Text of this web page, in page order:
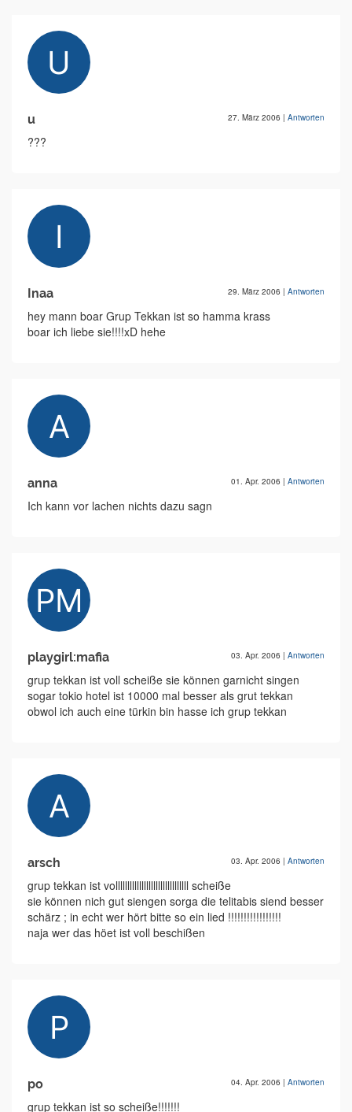
u 27. März 2006 | Antworten
???
Inaa 29. März 2006 | Antworten
hey mann boar Grup Tekkan ist so hamma krass
boar ich liebe sie!!!!xD hehe
anna 01. Apr. 2006 | Antworten
Ich kann vor lachen nichts dazu sagn
playgirl:mafia 03. Apr. 2006 | Antworten
grup tekkan ist voll scheiße sie können garnicht singen
sogar tokio hotel ist 10000 mal besser als grut tekkan
obwol ich auch eine türkin bin hasse ich grup tekkan
arsch 03. Apr. 2006 | Antworten
grup tekkan ist volllllllllllllllllllllllllllllll scheiße
sie können nich gut siengen sorga die telitabis siend besser
schärz ; in echt wer hört bitte so ein lied !!!!!!!!!!!!!!!!!
naja wer das höet ist voll beschißen
po 04. Apr. 2006 | Antworten
grup tekkan ist so scheiße!!!!!!!